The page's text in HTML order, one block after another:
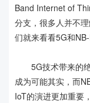
Band Internet of
分支，很多人并不
们就来看看5G和NB-
5G技术带来的绝
成为可能其实，而
IoT的演进更加重要